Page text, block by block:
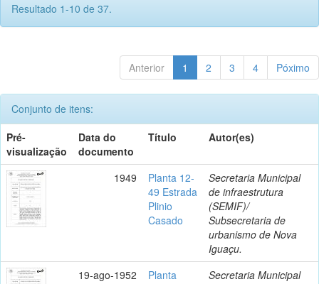
Resultado 1-10 de 37.
Anterior 1 2 3 4 Póximo
Conjunto de itens:
Pré-
visualização
Data do
documento
Título Autor(es)
1949
Planta 12-
49 Estrada
Plinio
Casado
Secretaria Municipal
de infraestrutura
(SEMIF)/
Subsecretaria de
urbanismo de Nova
Iguaçu.
19-ago-1952
Planta
Secretaria Municipal